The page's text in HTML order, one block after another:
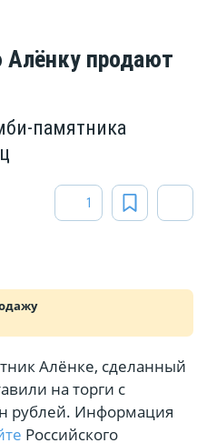
продают
памятника
1
Алёнке, сделанный
на торги с
рублей. Информация
Российского